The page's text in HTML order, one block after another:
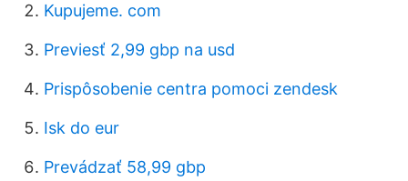
Kupujeme. com
Previesť 2,99 gbp na usd
Prispôsobenie centra pomoci zendesk
Isk do eur
Prevádzať 58,99 gbp